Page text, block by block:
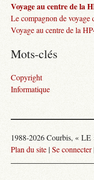
Voyage au centre de la
Le compagnon de voyage
Voyage au centre de la
Mots-clés
Copyright
Informatique
1988-2026 Courbis, «
Plan du site |Se connecter